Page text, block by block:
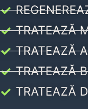
TRATEAZĂ
TRATEAZĂ
TRATEAZĂ
TRATEAZĂ